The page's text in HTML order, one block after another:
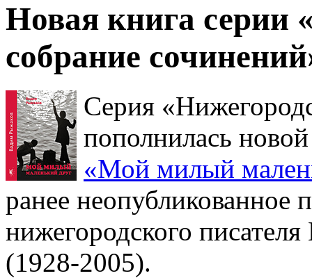
Новая книга серии
собрание
Серия
пополнилась
«Мой милый
ранее неопубликованное
нижегородского
(1928-2005).